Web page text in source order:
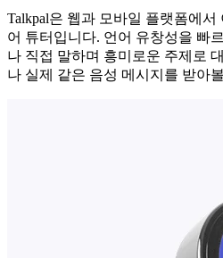
Talkpal은 웹과 모바일 플랫폼에
어 튜터입니다. 언어 유창성을 빠
나 직접 말하며 흥미로운 주제로
나 실제 같은 음성 메시지를 받아